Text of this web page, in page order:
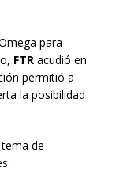
para
FTR acudió en
permitió a
la posibilidad
de